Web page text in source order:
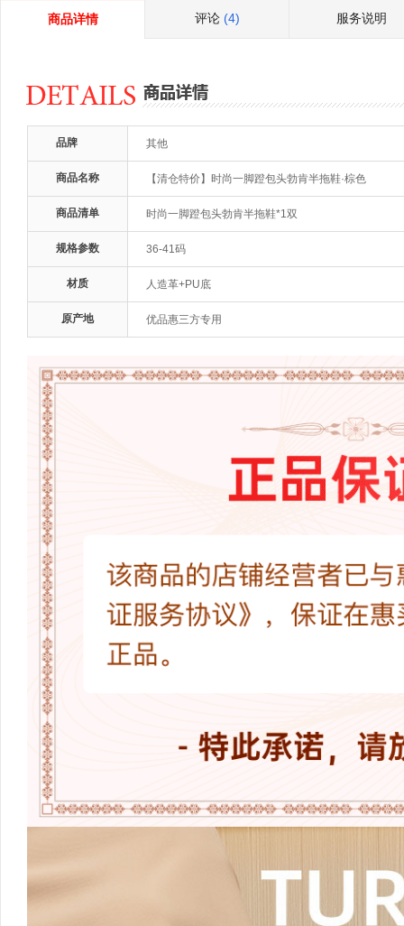
商品详情 评论 (4) 服务说明
品牌 其他
商品名称 【清仓特价】时尚一脚蹬包头勃肯半拖鞋·棕色
商品清单 时尚一脚蹬包头勃肯半拖鞋*1双
规格参数 36-41码
材质 人造革+PU底
原产地 优品惠三方专用